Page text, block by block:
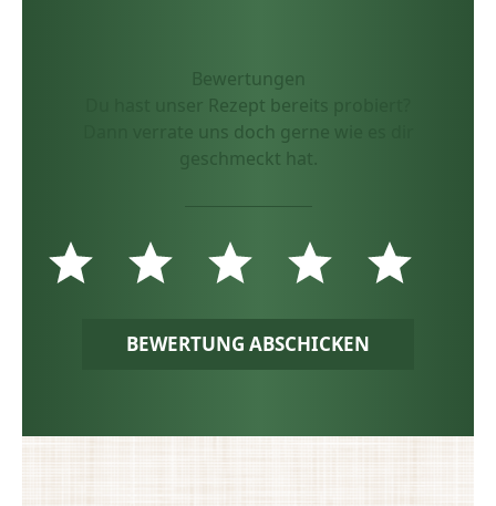
Bewertungen
Du hast unser Rezept bereits probiert?
Dann verrate uns doch gerne wie es dir
geschmeckt hat.
BEWERTUNG ABSCHICKEN